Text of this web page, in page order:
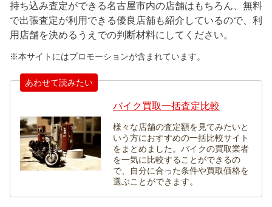
持ち込み査定ができる名古屋市内の店舗はもちろん、無料
で出張査定が利用できる優良店舗も紹介しているので、利
用店舗を決めるうえでの判断材料にしてください。
※本サイトにはプロモーションが含まれています。
あわせて読みたい
バイク買取一括査定比較
様々な店舗の査定額を見てみたいと
いう方におすすめの一括比較サイト
をまとめました。バイクの買取業者
を一気に比較することができるの
で、自分に合った条件や買取価格を
選ぶことができます。